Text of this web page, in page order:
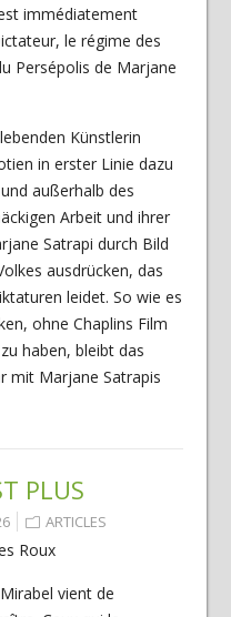
immédiatement
le régime des
Persépolis de Marjane
Künstlerin
in erster Linie dazu
außerhalb des
Arbeit und ihrer
Satrapi durch Bild
ausdrücken, das
leidet. So wie es
ohne Chaplins Film
haben, bleibt das
mit Marjane Satrapis
PLUS
ARTICLES
Roux
vient de